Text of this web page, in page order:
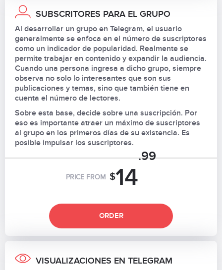
SUBSCRITORES PARA EL GRUPO
Al desarrollar un grupo en Telegram, el usuario
generalmente se enfoca en el número de suscriptores
como un indicador de popularidad. Realmente se
permite trabajar en contenido y expandir la audiencia.
Cuando una persona ingresa a dicho grupo, siempre
observa no solo lo interesantes que son sus
publicaciones y temas, sino que también tiene en
cuenta el número de lectores.
Sobre esta base, decide sobre una suscripción. Por
eso es importante atraer un máximo de suscriptores
al grupo en los primeros días de su existencia. Es
posible impulsar los suscriptores.
PRICE FROM $14
.99
ORDER
VISUALIZACIONES EN TELEGRAM